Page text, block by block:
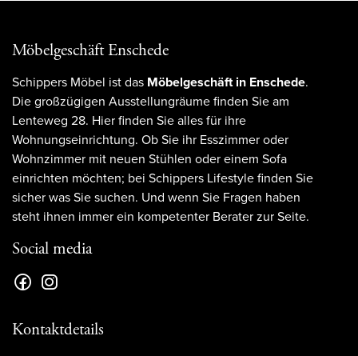
Möbelgeschäft Enschede
Schippers Möbel ist das Möbelgeschäft in Enschede.
Die großzügigen Ausstellungräume finden Sie am
Lenteweg 28. Hier finden Sie alles für ihre
Wohnungseinrichtung. Ob Sie ihr Esszimmer oder
Wohnzimmer mit neuen Stühlen oder einem Sofa
einrichten möchten; bei Schippers Lifestyle finden Sie
sicher was Sie suchen. Und wenn Sie Fragen haben
steht ihnen immer ein kompetenter Berater zur Seite.
Social media
Kontaktdetails